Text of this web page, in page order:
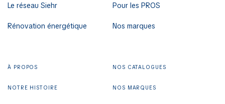
Le réseau Siehr
Rénovation énergétique
Pour les PROS
Nos marques
À PROPOS
NOTRE HISTOIRE
NOS CATALOGUES
NOS MARQUES